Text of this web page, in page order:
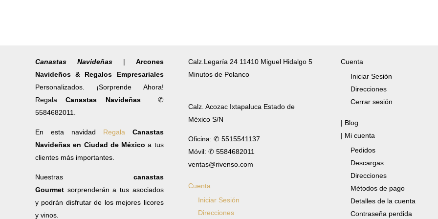
Canastas Navideñas| Arcones
Navideños & Regalos Empresariales
Personalizados. ¡Sorprende Ahora!
RegalaCanastas Navideñas✆
5584682011.
En esta navidad Regala Canastas
Navideñas en Ciudad de Méxicoa tus
clientes más importantes.
Nuestras canastas
Gourmet sorprenderán a tus asociados
y podrán disfrutar de los mejores licores
y vinos.
Calz.Legaría 24 11410 Miguel Hidalgo 5
Minutos de Polanco
Calz. Acozac Ixtapaluca Estado de
México S/N
Oficina: ✆ 5515541137
Móvil: ✆ 5584682011
ventas@rivenso.com
Cuenta
Iniciar Sesión
Direcciones
Cuenta
Iniciar Sesión
Direcciones
Cerrar sesión
| Blog
| Mi cuenta
Pedidos
Descargas
Direcciones
Métodos de pago
Detalles de la cuenta
Contraseña perdida